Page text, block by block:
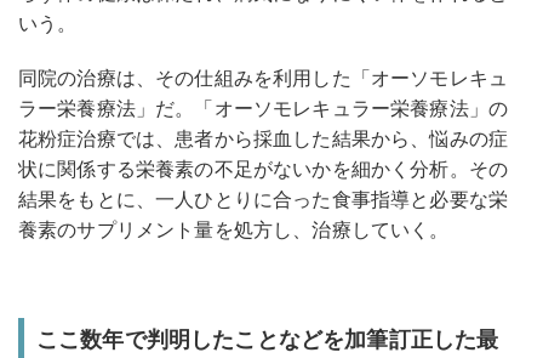
いう。
同院の治療は、その仕組みを利用した「オーソモレキュ
ラー栄養療法」だ。「オーソモレキュラー栄養療法」の
花粉症治療では、患者から採血した結果から、悩みの症
状に関係する栄養素の不足がないかを細かく分析。その
結果をもとに、一人ひとりに合った食事指導と必要な栄
養素のサプリメント量を処方し、治療していく。
ここ数年で判明したことなどを加筆訂正した最